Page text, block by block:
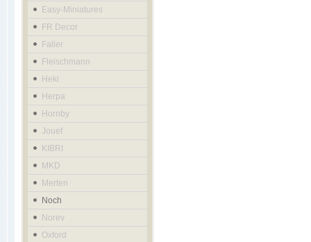
Easy-Miniatures
FR Decor
Faller
Fleischmann
Heki
Herpa
Hornby
Jouef
KIBRI
MKD
Merten
Noch
Norev
Oxford